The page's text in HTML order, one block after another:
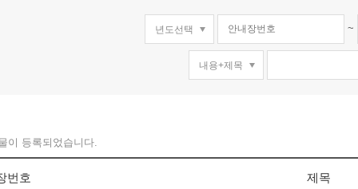
~
이 등록되었습니다.
번호 제목